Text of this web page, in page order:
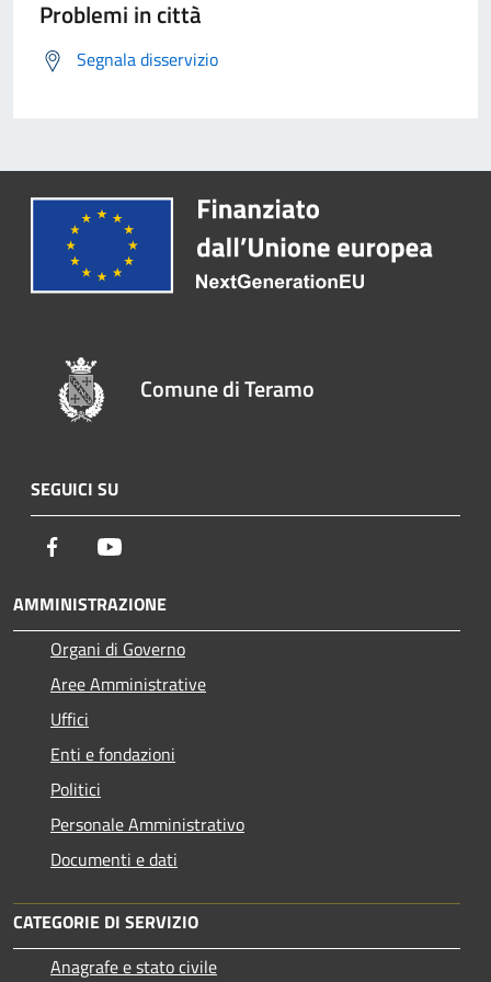
Problemi in città
Segnala disservizio
Comune di Teramo
SEGUICI SU
Facebook
AMMINISTRAZIONE
Organi di Governo
Aree Amministrative
Uffici
Enti e fondazioni
Politici
Personale Amministrativo
Documenti e dati
CATEGORIE DI SERVIZIO
Anagrafe e stato civile